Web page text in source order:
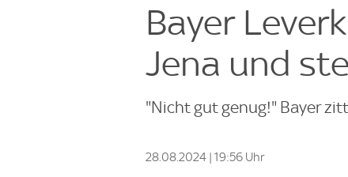
Bayer
Jena und
"Nicht gut genug!" Bayer
28.08.2024 | 19:56 Uhr